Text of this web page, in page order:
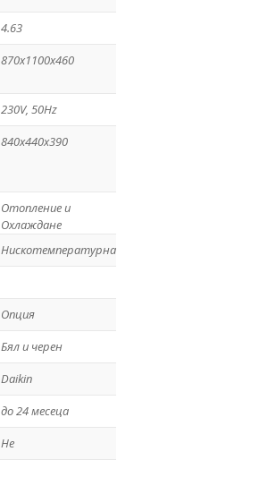
4.63
870x1100x460
230V, 50Hz
840x440x390
Отопление и
Охлаждане
Нискотемпературна
Опция
Бял и черен
Daikin
до 24 месеца
Не